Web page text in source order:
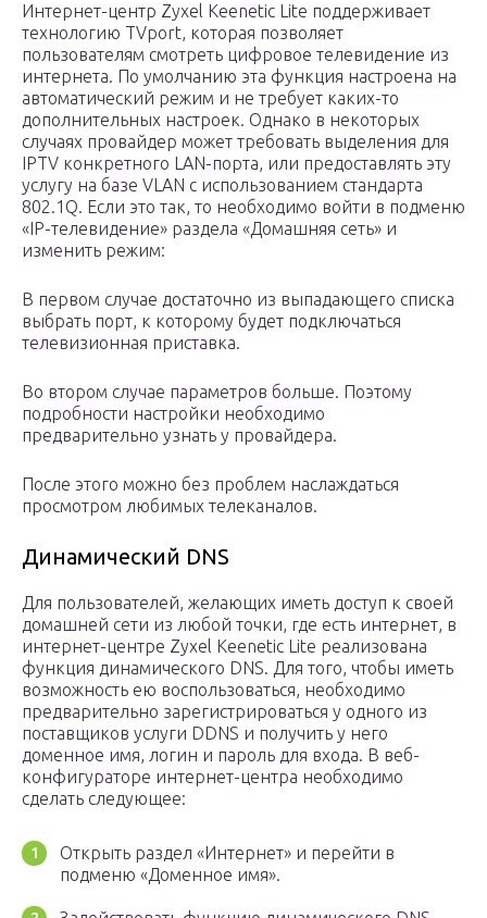
Интернет-центр Zyxel Keenetic Lite поддерживает
технологию TVport, которая позволяет
пользователям смотреть цифровое телевидение из
интернета. По умолчанию эта функция настроена на
автоматический режим и не требует каких-то
дополнительных настроек. Однако в некоторых
случаях провайдер может требовать выделения для
IPTV конкретного LAN-порта, или предоставлять эту
услугу на базе VLAN с использованием стандарта
802.1Q. Если это так, то необходимо войти в подменю
«IP-телевидение» раздела «Домашняя сеть» и
изменить режим:
В первом случае достаточно из выпадающего списка
выбрать порт, к которому будет подключаться
телевизионная приставка.
Во втором случае параметров больше. Поэтому
подробности настройки необходимо
предварительно узнать у провайдера.
После этого можно без проблем наслаждаться
просмотром любимых телеканалов.
Динамический DNS
Для пользователей, желающих иметь доступ к своей
домашней сети из любой точки, где есть интернет, в
интернет-центре Zyxel Keenetic Lite реализована
функция динамического DNS. Для того, чтобы иметь
возможность ею воспользоваться, необходимо
предварительно зарегистрироваться у одного из
поставщиков услуги DDNS и получить у него
доменное имя, логин и пароль для входа. В веб-
конфигураторе интернет-центра необходимо
сделать следующее:
Открыть раздел «Интернет» и перейти в
подменю «Доменное имя».